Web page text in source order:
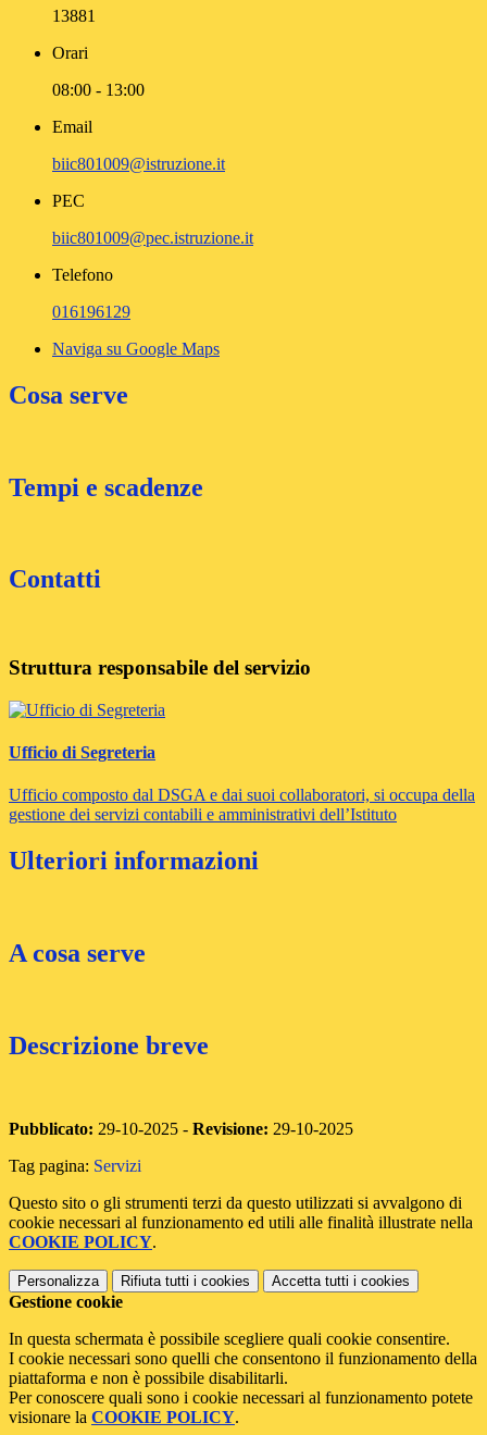
13881
Orari
08:00 - 13:00
Email
biic801009@istruzione.it
PEC
biic801009@pec.istruzione.it
Telefono
016196129
Naviga su Google Maps
Cosa serve
Tempi e scadenze
Contatti
Struttura responsabile del servizio
Ufficio di Segreteria
Ufficio composto dal DSGA e dai suoi collaboratori, si occupa della
gestione dei servizi contabili e amministrativi dell’Istituto
Ulteriori informazioni
A cosa serve
Descrizione breve
Pubblicato: 29-10-2025 - Revisione: 29-10-2025
Tag pagina: Servizi
Questo sito o gli strumenti terzi da questo utilizzati si avvalgono di
cookie necessari al funzionamento ed utili alle finalità illustrate nella
COOKIE POLICY.
Personalizza Rifiuta tutti i cookies Accetta tutti i cookies
Gestione cookie
In questa schermata è possibile scegliere quali cookie consentire.
I cookie necessari sono quelli che consentono il funzionamento della
piattaforma e non è possibile disabilitarli.
Per conoscere quali sono i cookie necessari al funzionamento potete
visionare la COOKIE POLICY.